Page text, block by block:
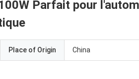
Parfait pour
Place of Origin China